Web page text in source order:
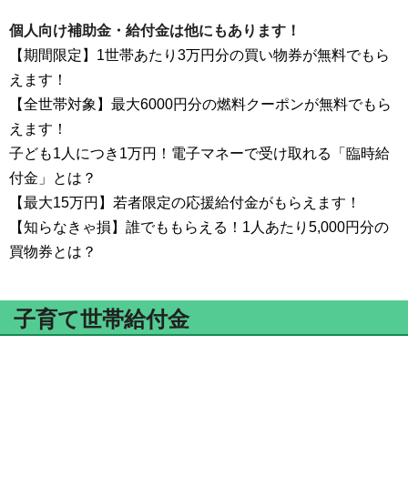
個人向け補助金・給付金は他にもあります！
【期間限定】1世帯あたり3万円分の買い物券が無料でもら
えます！
【全世帯対象】最大6000円分の燃料クーポンが無料でもら
えます！
子ども1人につき1万円！電子マネーで受け取れる「臨時給
付金」とは？
【最大15万円】若者限定の応援給付金がもらえます！
【知らなきゃ損】誰でももらえる！1人あたり5,000円分の
買物券とは？
子育て世帯給付金